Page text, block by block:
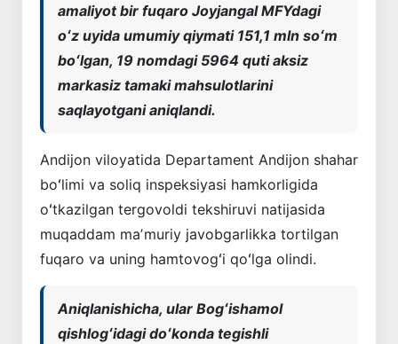
amaliyot bir fuqaro Joyjangal MFYdagi
oʻz uyida umumiy qiymati 151,1 mln soʻm
boʻlgan, 19 nomdagi 5964 quti aksiz
markasiz tamaki mahsulotlarini
saqlayotgani aniqlandi.
Andijon viloyatida Departament Andijon shahar
boʻlimi va soliq inspeksiyasi hamkorligida
oʻtkazilgan tergovoldi tekshiruvi natijasida
muqaddam maʼmuriy javobgarlikka tortilgan
fuqaro va uning hamtovogʻi qoʻlga olindi.
Aniqlanishicha, ular Bogʻishamol
qishlogʻidagi doʻkonda tegishli